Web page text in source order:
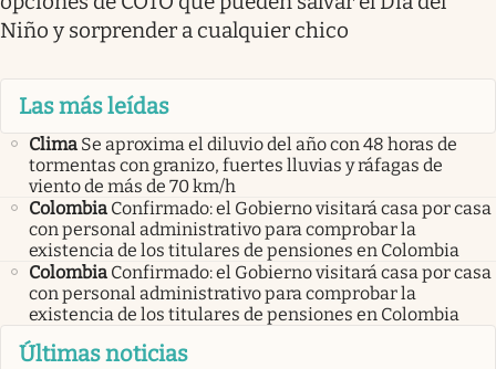
Niño y sorprender a cualquier chico
Las más leídas
Clima Se aproxima el diluvio del año con 48 horas de
tormentas con granizo, fuertes lluvias y ráfagas de
viento de más de 70 km/h
Colombia Confirmado: el Gobierno visitará casa por casa
con personal administrativo para comprobar la
existencia de los titulares de pensiones en Colombia
Colombia Confirmado: el Gobierno visitará casa por casa
con personal administrativo para comprobar la
existencia de los titulares de pensiones en Colombia
Últimas noticias